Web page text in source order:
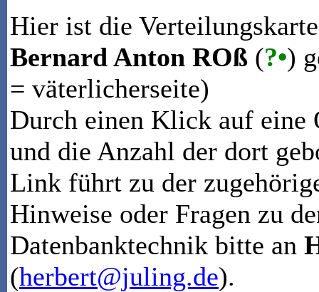
Hier ist die
Bernard Anton ROß (?•)
= väterlicherseite)
Durch einen Klick auf eine
und die Anzahl der dort
Link führt zu der
Hinweise oder Fragen zu
Datenbanktechnik bitte an
(herbert@juling.de).